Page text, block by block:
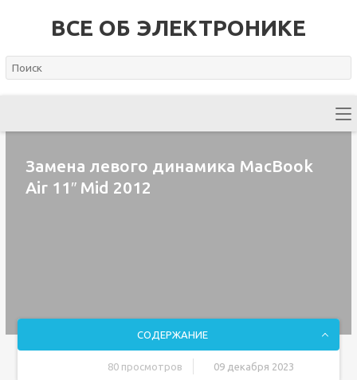
ВСЕ ОБ ЭЛЕКТРОНИКЕ
Замена левого динамика MacBook
Air 11″ Mid 2012
СОДЕРЖАНИЕ
80 просмотров 09 декабря 2023